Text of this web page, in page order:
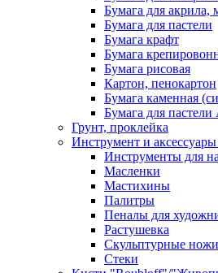
Бумага для акрила,
Бумага для пастели
Бумага крафт
Бумага
Бумага рисовая
Картон, пенокартон
Бумага каменная
Бумага для
Грунт, проклейка
Инструмент и
Инструменты для
Масленки
Мастихины
Палитры
Пеналы для
Растушевка
Скульптурные ножи
Стеки